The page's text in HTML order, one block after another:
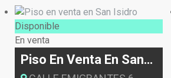
Disponible
En venta
Piso En Venta En San
Isidro